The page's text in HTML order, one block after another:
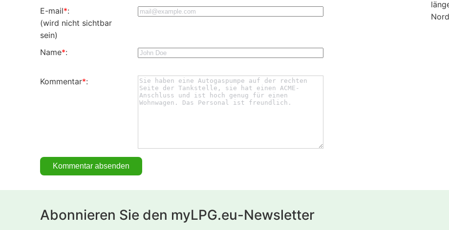
E-mail*:
(wird nicht sichtbar
sein)
Name*:
Kommentar*:
Abonnieren Sie den myLPG.eu-Newsletter